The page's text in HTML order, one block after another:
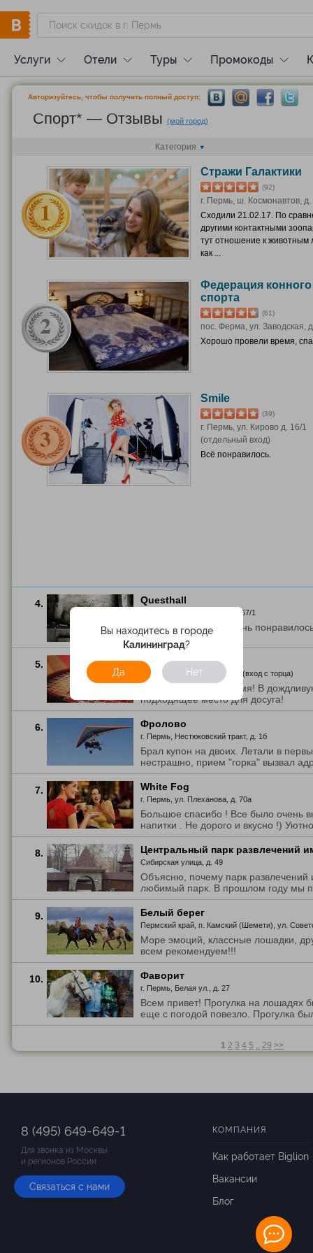
Вы находитесь в городе
Калининград?
Да Нет
Услуги Отели Туры Промокоды
Авторизуйтесь, чтобы получить полный доступ:
Спорт* — Отзывы (мой город)
Категория
Стражи Галактики
(92)
г. Пермь, ш. Космонавтов,
Сходили 21.02.17. По
другими контактными
тут отношение к животным
как ...
Федерация конного
спорта
(61)
пос. Ферма, ул. Заводская,
Хорошо провели время,
Smile
(39)
г. Пермь, ул. Кирово д. 16/1
(отдельный вход)
Всё понравилось.
4. Questhall
г. Пермь, ул. Куйбышева, д. 67/1
Здоровский квест! очень
5. Сквош парк
г. Пермь, ул. Дружбы, д. 34а (вход с торца)
Отлично провели время! В
подходящее место для досуга!
6. Фролово
г. Пермь, Нестюковский тракт, д. 1б
Брал купон на двоих. Летали в
нестрашно, прием "горка" вызвал
7. White Fog
г. Пермь, ул. Плеханова, д. 70а
Большое спасибо ! Все было очень
напитки . Не дорого и вкусно !)
8. Центральный парк развлечений
Сибирская улица, д. 49
Объясню, почему парк развлечений
любимый парк. В прошлом году мы
9. Белый берег
Пермский край, п. Камский (Шемети), ул.
Море эмоций, классные лошадки,
всем рекомендуем!!!
10. Фаворит
г. Пермь, Белая ул., д. 27
Всем привет! Прогулка на лошадях
еще с погодой повезло. Прогулка
1 2 3 4 5 .. 29 >>
8 (495) 649-649-1
Для звонка из Москвы
и регионов России
Связаться с нами
КОМПАНИЯ
Как работает Biglion
Вакансии
Блог